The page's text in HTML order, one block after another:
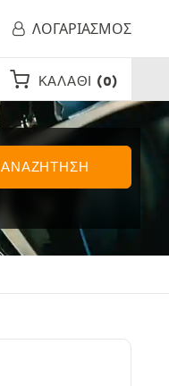
ΛΟΓΑΡΙΑΣΜΟΣ
ΚΑΛΆΘΙ (0)
ΑΝΑΖΗΤΗΣΗ